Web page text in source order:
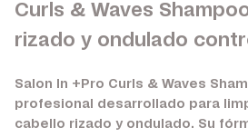
Curls & Waves
rizado y ondulado
Salon In +Pro Curls & Waves
profesional desarrollado para
cabello rizado y ondulado. Su